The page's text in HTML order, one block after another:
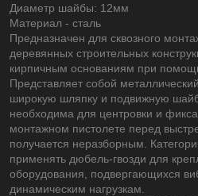
Диаметр шайбы: 12мм
Материал - сталь
Предназначен для сквозного
деревянных строительных
кирпичным основаниям при
Представляет собой
широкую шляпку и подвижную
необходима для центровки и
монтажном пистолете перед
получается неразборным.
применять дюбель-гвозди для
оборудования, подвергающихся
динамическим нагрузкам.